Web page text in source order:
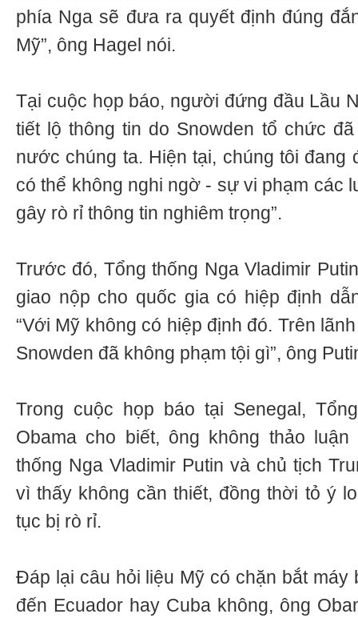
phía Nga sẽ đưa ra quyết định đúng
Mỹ”, ông Hagel nói.
Tại cuộc họp báo, người đứng đầu Lầu
tiết lộ thông tin do Snowden tổ chức
nước chúng ta. Hiện tại, chúng tôi đang
có thể không nghi ngờ - sự vi phạm các
gây rò rỉ thông tin nghiêm trọng”.
Trước đó, Tổng thống Nga Vladimir
giao nộp cho quốc gia có hiệp định
“Với Mỹ không có hiệp định đó. Trên
Snowden đã không phạm tội gì”, ông
Trong cuộc họp báo tại Senegal,
Obama cho biết, ông không thảo
thống Nga Vladimir Putin và chủ tịch
vì thấy không cần thiết, đồng thời tỏ ý
tục bị rò rỉ.
Đáp lại câu hỏi liệu Mỹ có chặn bắt máy
đến Ecuador hay Cuba không, ông